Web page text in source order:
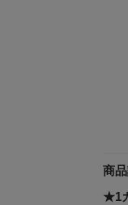
商
★1